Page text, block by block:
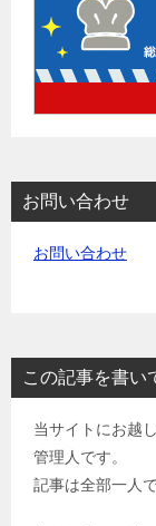
お問い合わせ
お問い合わせ
この記事を書い
当サイトにお越
管理人です。
記事は全部一人